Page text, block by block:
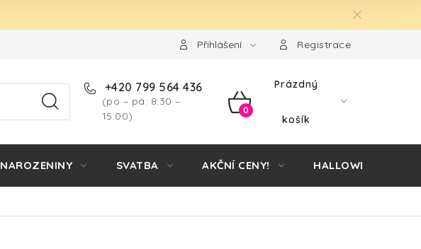
Přihlášení Registrace
+420 799 564 436
(po – pá: 8:30 –
15:00)
NÁKUPNÍ
Prázdný
košík
NAROZENINY SVATBA AKČNÍ CENY! HALLOWEEN